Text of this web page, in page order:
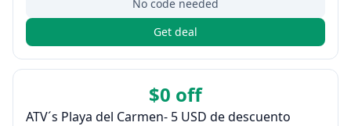
No code needed
Get deal
$0 off
ATV´s Playa del Carmen- 5 USD de descuento